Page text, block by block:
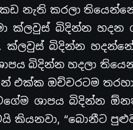
නැති කරලා
ක්ලවුස් බිදින්න හදන
ක්ලවුස් බිදින්න
බිදින්න හදලා
එක්ක ඔච්චරටම
ශාපය බිදින්න
කියනවා, “බොනීට